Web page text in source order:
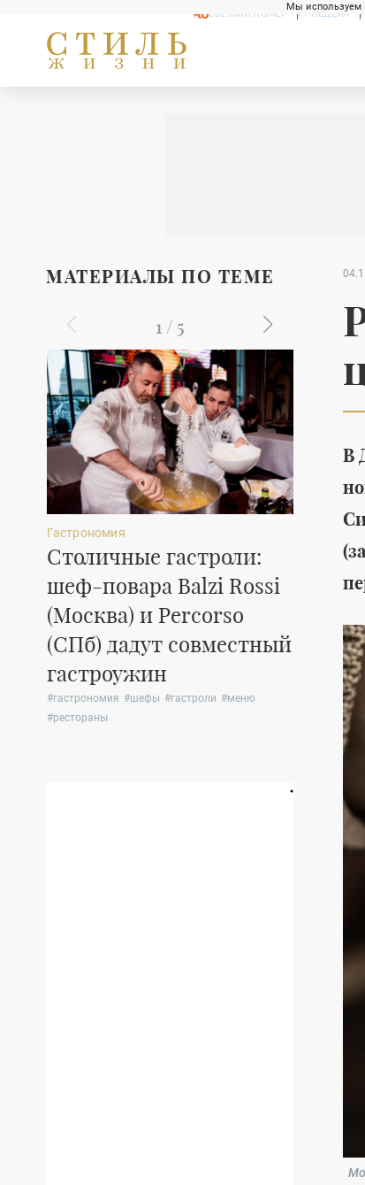
Мы используем
СВЕЖИЙ НОМЕР
РГ-НЕДЕЛЯ
МАТЕРИАЛЫ ПО ТЕМЕ
Гастрономия
Столичные гастроли:
шеф-повара Balzi Rossi
(Москва) и Percorso
(СПб) дадут совместный
гастроужин
#гастрономия #шефы #гастроли #меню
#рестораны
1 / 5
В